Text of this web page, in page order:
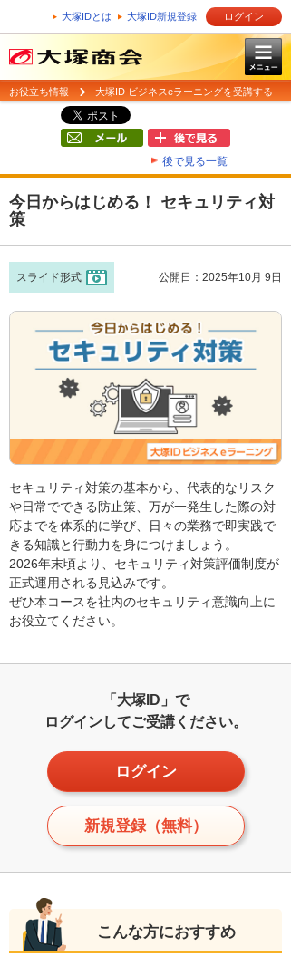
大塚IDとは 大塚ID新規登録 ログイン
お役立ち情報 大塚ID ビジネスeラーニングを受講する
後で見る一覧
今日からはじめる！ セキュリティ対
策
スライド形式 公開日：2025年10月 9日
セキュリティ対策の基本から、代表的なリスク
や日常でできる防止策、万が一発生した際の対
応までを体系的に学び、日々の業務で即実践で
きる知識と行動力を身につけましょう。
2026年末頃より、セキュリティ対策評価制度が
正式運用される見込みです。
ぜひ本コースを社内のセキュリティ意識向上に
お役立てください。
「大塚ID」で
ログインしてご受講ください。
ログイン
新規登録（無料）
こんな方におすすめ